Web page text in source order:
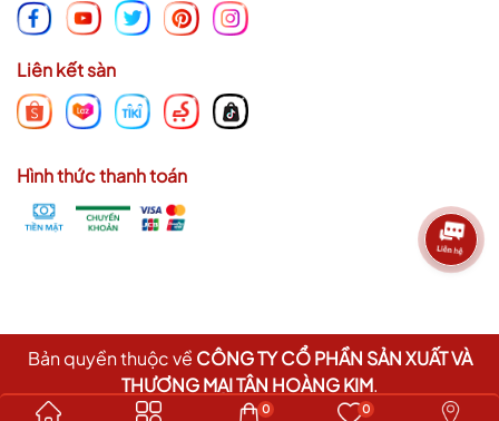
Liên kết sàn
Hình thức thanh toán
Bản quyền thuộc về CÔNG TY CỔ PHẦN SẢN XUẤT VÀ
THƯƠNG MẠI TÂN HOÀNG KIM.
Cung cấp bởi
0 0